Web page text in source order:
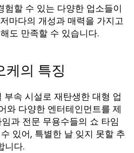
험할 수 있는 다양한 업소들이
마다의 개성과 매력을 가지고
도 만족할 수 있습니다.
케의 특징
속 시설로 재탄생한 대형 업
와 다양한 엔터테인먼트를 제
과 전문 무용수들의 쇼 타임
있어, 특별한 날 잊지 못할 추
니다.